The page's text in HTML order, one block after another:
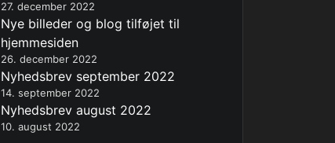
27. december 2022
Nye billeder og blog tilføjet til
hjemmesiden
26. december 2022
Nyhedsbrev september 2022
14. september 2022
Nyhedsbrev august 2022
10. august 2022